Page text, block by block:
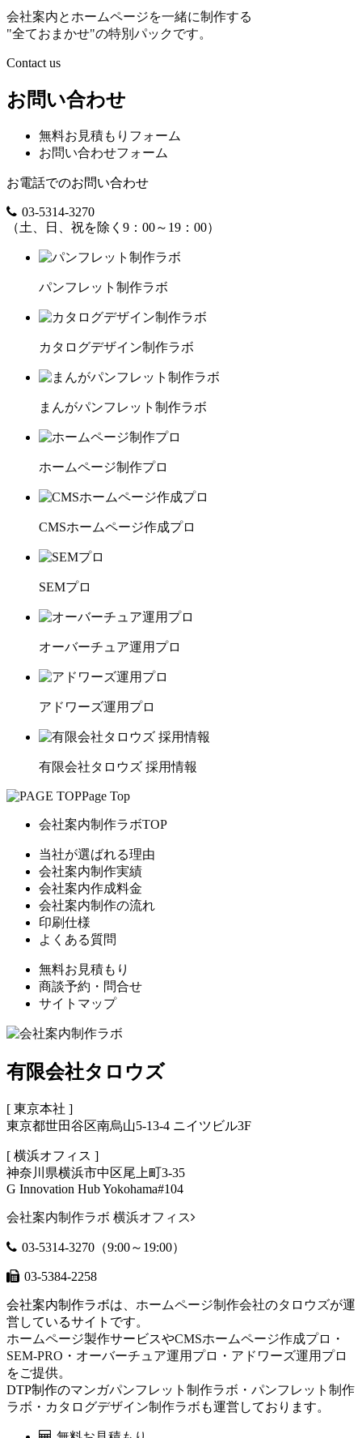
会社案内とホームページを一緒に制作する
"全ておまかせ"の特別パックです。
Contact us
お問い合わせ
無料お見積もりフォーム
お問い合わせフォーム
お電話でのお問い合わせ
03-5314-3270
（土、日、祝を除く9：00～19：00）
パンフレット制作ラボ
カタログデザイン制作ラボ
まんがパンフレット制作ラボ
ホームページ制作プロ
CMSホームページ作成プロ
SEMプロ
オーバーチュア運用プロ
アドワーズ運用プロ
有限会社タロウズ 採用情報
Page Top
会社案内制作ラボTOP
当社が選ばれる理由
会社案内制作実績
会社案内作成料金
会社案内制作の流れ
印刷仕様
よくある質問
無料お見積もり
商談予約・問合せ
サイトマップ
有限会社タロウズ
[ 東京本社 ]
東京都世田谷区南烏山5-13-4 ニイツビル3F
[ 横浜オフィス ]
神奈川県横浜市中区尾上町3-35
G Innovation Hub Yokohama#104
会社案内制作ラボ 横浜オフィス
03-5314-3270 （9:00～19:00）
03-5384-2258
会社案内制作ラボは、 ホームページ制作会社のタロウズが運
営しているサイトです。
ホームページ製作サービスやCMSホームページ作成プロ ・
SEM-PRO ・ オーバーチュア運用プロ ・ アドワーズ運用プロ
をご提供。
DTP制作のマンガパンフレット制作ラボ ・ パンフレット制作
ラボ ・ カタログデザイン制作ラボ も運営しております。